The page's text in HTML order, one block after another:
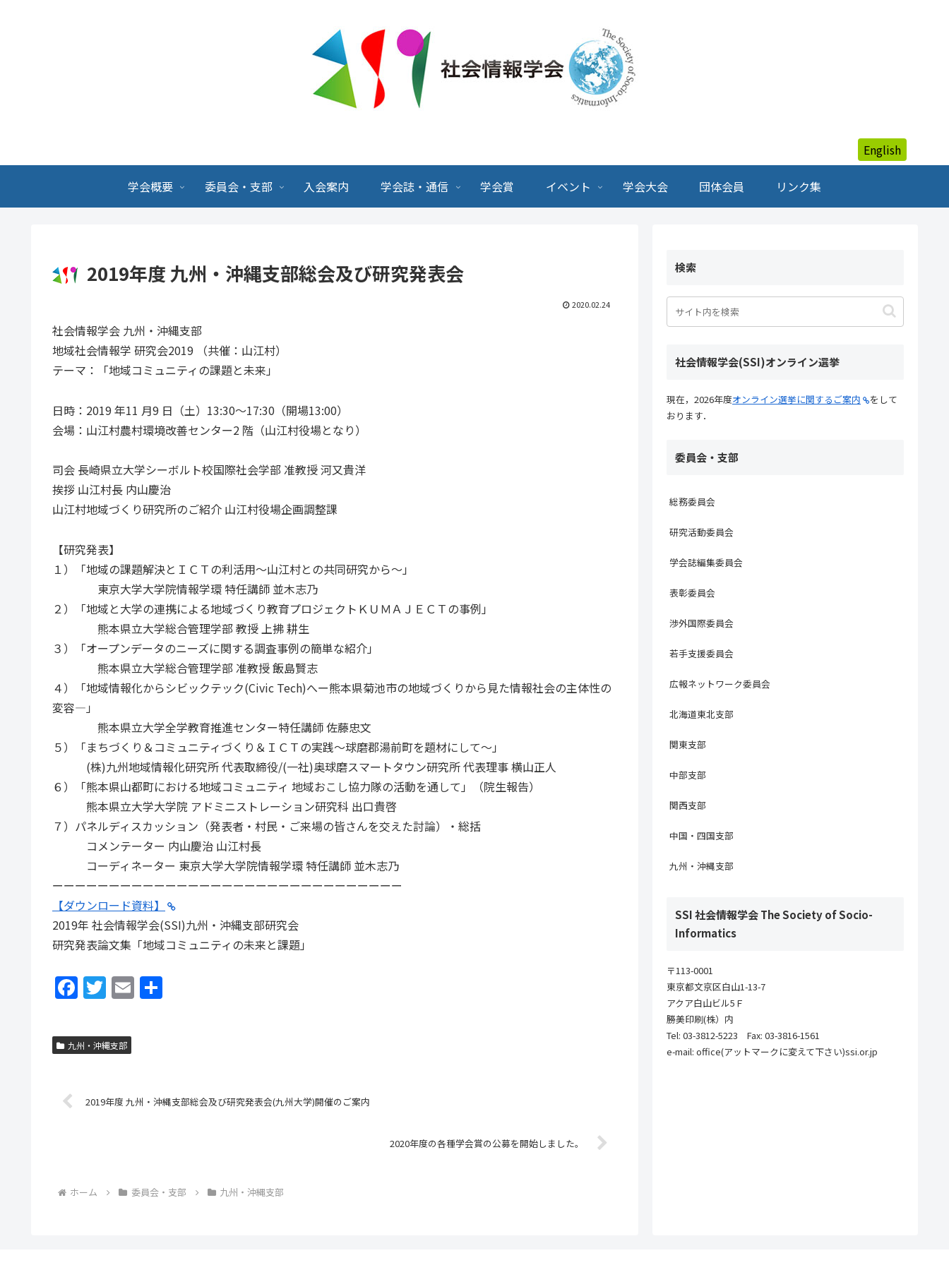
English
学会概要 委員会・支部 入会案内 学会誌・通信 学会賞 イベント 学会大会 団体会員 リンク集
2019年度 九州・沖縄支部総会及び研究発表会
2020.02.24
社会情報学会 九州・沖縄支部
地域社会情報学 研究会2019 （共催：山江村）
テーマ：「地域コミュニティの課題と未来」
日時：2019 年11 月9 日（土）13:30～17:30（開場13:00）
会場：山江村農村環境改善センター2 階（山江村役場となり）
司会 長崎県立大学シーボルト校国際社会学部 准教授 河又貴洋
挨拶 山江村長 内山慶治
山江村地域づくり研究所のご紹介 山江村役場企画調整課
【研究発表】
１）「地域の課題解決とＩＣＴの利活用～山江村との共同研究から～」
東京大学大学院情報学環 特任講師 並木志乃
２）「地域と大学の連携による地域づくり教育プロジェクトＫＵＭＡＪＥＣＴの事例」
熊本県立大学総合管理学部 教授 上拂 耕生
３）「オープンデータのニーズに関する調査事例の簡単な紹介」
熊本県立大学総合管理学部 准教授 飯島賢志
４）「地域情報化からシビックテック(Civic Tech)へー熊本県菊池市の地域づくりから見た情報社会の主体性の
変容―」
熊本県立大学全学教育推進センター特任講師 佐藤忠文
５）「まちづくり＆コミュニティづくり＆ＩＣＴの実践～球磨郡湯前町を題材にして～」
(株)九州地域情報化研究所 代表取締役/(一社)奥球磨スマートタウン研究所 代表理事 横山正人
６）「熊本県山都町における地域コミュニティ 地域おこし協力隊の活動を通して」（院生報告）
熊本県立大学大学院 アドミニストレーション研究科 出口貴啓
７）パネルディスカッション（発表者・村民・ご来場の皆さんを交えた討論）・総括
コメンテーター 内山慶治 山江村長
コーディネーター 東京大学大学院情報学環 特任講師 並木志乃
ーーーーーーーーーーーーーーーーーーーーーーーーーーーーーーー
【ダウンロード資料】
2019年 社会情報学会(SSI)九州・沖縄支部研究会
研究発表論文集「地域コミュニティの未来と課題」
F
a
c
e
o
T
w
itt
er
E
m
九州・沖縄支部
2019年度 九州・沖縄支部総会及び研究発表会(九州大学)開催のご案内
2020年度の各種学会賞の公募を開始しました。
ホーム 委員会・支部 九州・沖縄支部
検索
社会情報学会(SSI)オンライン選挙
現在，2026年度オンライン選挙に関するご案内
をして
おります．
委員会・支部
総務委員会
研究活動委員会
学会誌編集委員会
表彰委員会
渉外国際委員会
若手支援委員会
広報ネットワーク委員会
北海道東北支部
関東支部
中部支部
関西支部
中国・四国支部
九州・沖縄支部
SSI 社会情報学会 The Society of Socio-
Informatics
〒113-0001
東京都文京区白山1-13-7
アクア白山ビル5Ｆ
勝美印刷(株）内
Tel: 03-3812-5223 Fax: 03-3816-1561
e-mail: office(アットマークに変えて下さい)ssi.or.jp